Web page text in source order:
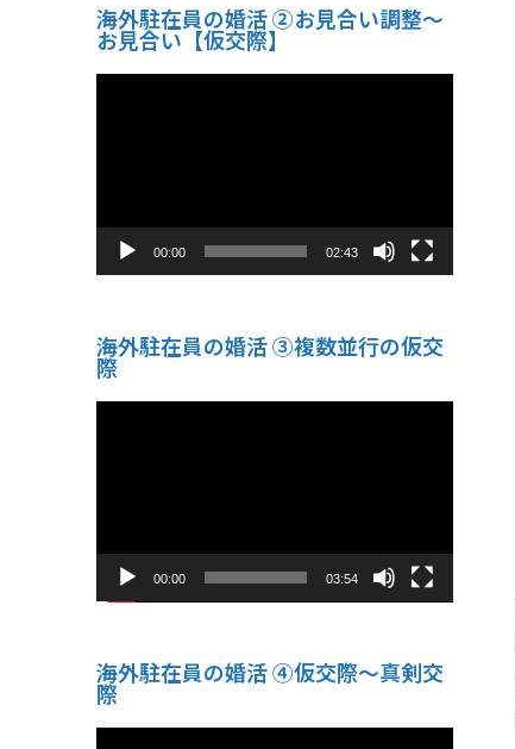
海外駐在員の婚活 ②お見合い調整～
お見合い【仮交際】
動
00:00 02:43
海外駐在員の婚活 ③複数並行の仮交
際
動
00:00 03:54
海外駐在員の婚活 ④仮交際〜真剣交
際
動